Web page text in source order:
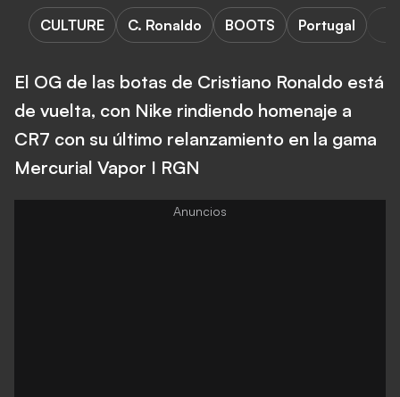
CULTURE C. Ronaldo BOOTS Portugal
El OG de las botas de Cristiano Ronaldo está
de vuelta, con Nike rindiendo homenaje a
CR7 con su último relanzamiento en la gama
Mercurial Vapor I RGN